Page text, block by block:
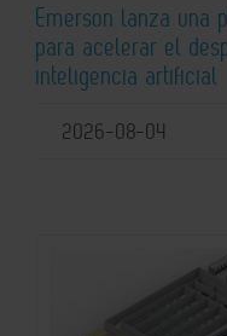
Emerson lanza una
para acelerar el
inteligencia artificial
2026-08-04